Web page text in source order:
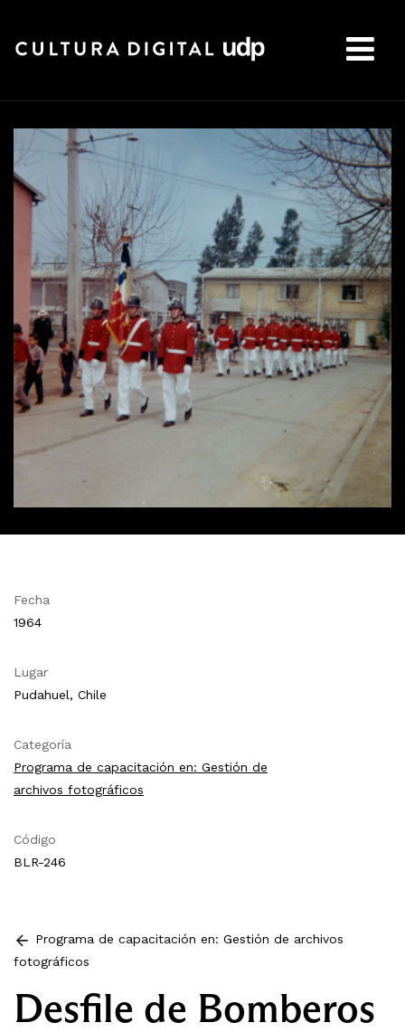
Fecha
1964
Lugar
Pudahuel, Chile
Categoría
Programa de capacitación en: Gestión de
archivos fotográficos
Código
BLR-246
Programa de capacitación en: Gestión de archivos
fotográficos
Desfile de Bomberos